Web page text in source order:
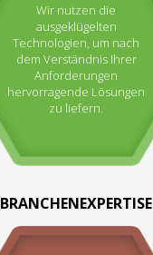
Wir nutzen die
ausgeklügelten
Technologien, um nach
dem Verständnis Ihrer
Anforderungen
hervorragende Lösungen
zu liefern.
BRANCHENEXPERTISE